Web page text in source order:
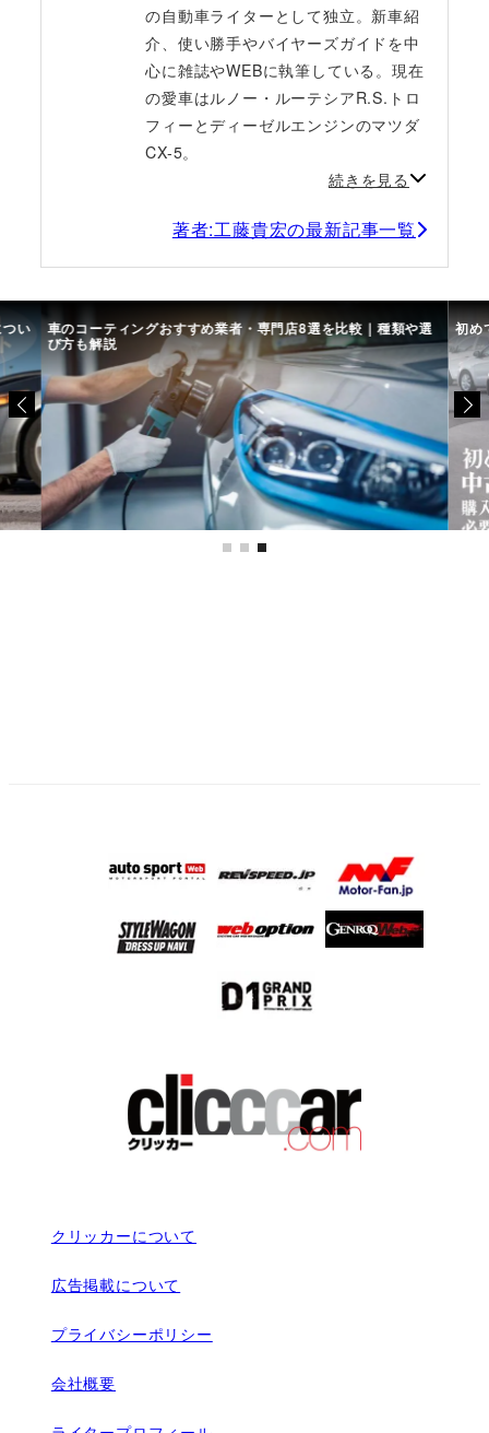
の自動車ライターとして独立。新車紹
介、使い勝手やバイヤーズガイドを中
心に雑誌やWEBに執筆している。現在
の愛車はルノー・ルーテシアR.S.トロ
フィーとディーゼルエンジンのマツダ
CX-5。
続きを見る
著者:工藤貴宏の最新記事一覧
い 車のコーティングおすすめ業者・専門店8選を比較｜種類や選
び方も解説
初め
クリッカーについて
広告掲載について
プライバシーポリシー
会社概要